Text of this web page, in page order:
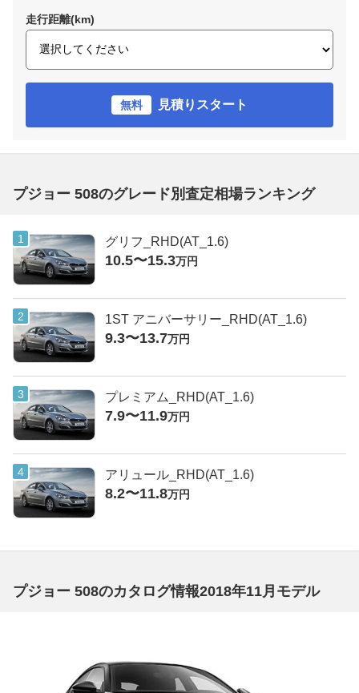
走行距離(km)
無料 見積りスタート
プジョー 508のグレード別査定相場ランキング
グリフ_RHD(AT_1.6)
10.5〜15.3万円
1ST アニバーサリー_RHD(AT_1.6)
9.3〜13.7万円
プレミアム_RHD(AT_1.6)
7.9〜11.9万円
アリュール_RHD(AT_1.6)
8.2〜11.8万円
プジョー 508のカタログ情報2018年11月モデル